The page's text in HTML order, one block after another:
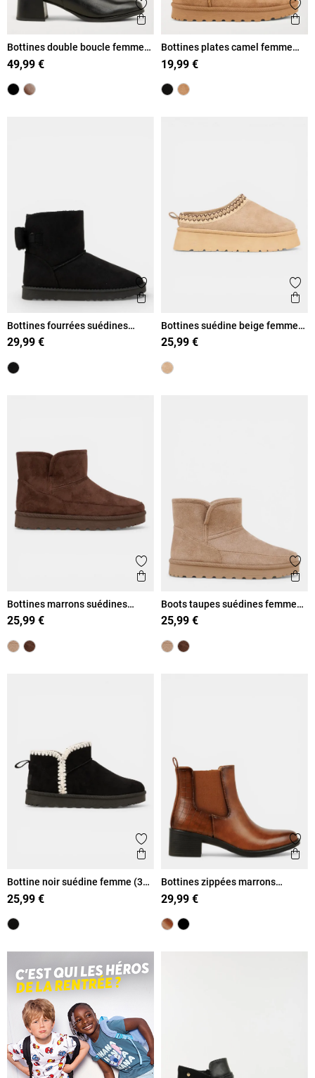
Ajouter aux favoris
Aperçu rapide
Bottines double boucle femme
(36-41)
49,99 €
Bottines plates camel femme
(36-41)
19,99 €
Ajouter aux favoris
Aperçu rapide
Bottines fourrées suédines
femme (36-41)
29,99 €
Bottines suédine beige femme
(36-41)
25,99 €
Ajouter aux favoris
Aperçu rapide
Bottines marrons suédines
femme (36-41)
25,99 €
Boots taupes suédines femme
(36-41)
25,99 €
Ajouter aux favoris
Aperçu rapide
Bottine noir suédine femme (36-
41)
25,99 €
Bottines zippées marrons
femme (36-41)
29,99 €